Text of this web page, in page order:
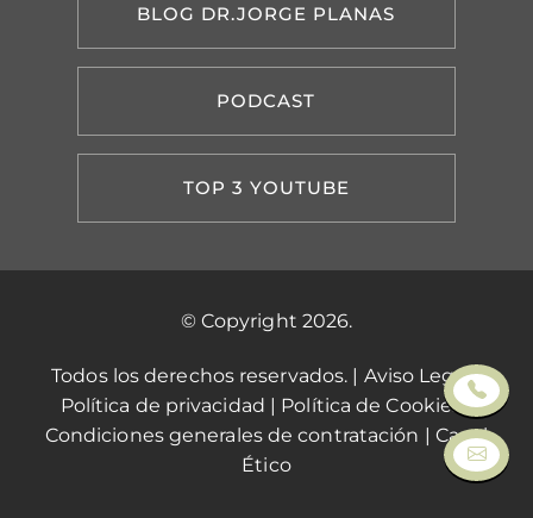
BLOG DR.JORGE PLANAS
PODCAST
TOP 3 YOUTUBE
© Copyright 2026.
Todos los derechos reservados. | Aviso Legal|
Política de privacidad | Política de Cookies|
Condiciones generales de contratación | Canal
Ético